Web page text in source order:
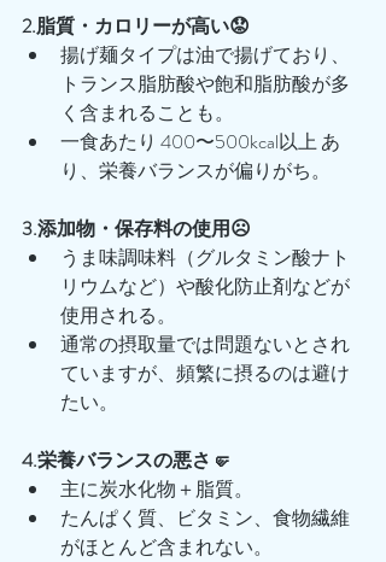
2.脂質・カロリーが高い😟
揚げ麺タイプは油で揚げており、
トランス脂肪酸や飽和脂肪酸が多
く含まれることも。
一食あたり 400〜500kcal以上 あ
り、栄養バランスが偏りがち。
3.添加物・保存料の使用☹️
うま味調味料（グルタミン酸ナト
リウムなど）や酸化防止剤などが
使用される。
通常の摂取量では問題ないとされ
ていますが、頻繁に摂るのは避け
たい。
4.栄養バランスの悪さ🤛
主に炭水化物＋脂質。
たんぱく質、ビタミン、食物繊維
がほとんど含まれない。